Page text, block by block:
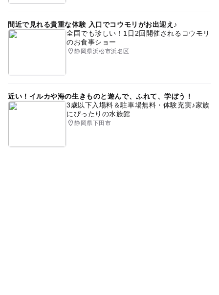
間近で見れる貴重な体験 入口でコウモリがお出迎え♪
全国でも珍しい！1日2回開催されるコウモリ
のお食事ショー
静岡県浜松市浜名区
近い！イルカや海の生きものと遊んで、ふれて、学ぼう！
3歳以下入場料＆駐車場無料・体験充実♪家族
にぴったりの水族館
静岡県下田市